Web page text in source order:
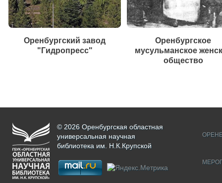
Оренбургский завод
"Гидропресс"
Оренбургское
мусульманское
общество
© 2026 Оренбургская областная
универсальная научная
библиотека им. Н.К.Крупской